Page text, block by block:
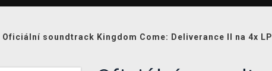
Oficiální soundtrack Kingdom Come: Deliverance II na 4x